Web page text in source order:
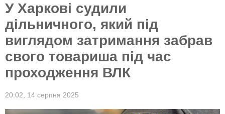
У Харкові судили
дільничного, який під
виглядом затримання забрав
свого товариша під час
проходження ВЛК
20:02, 14 серпня 2025